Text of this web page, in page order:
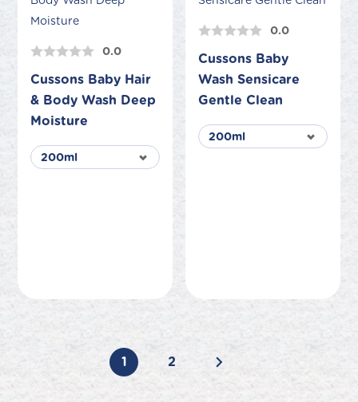
0.0
Cussons Baby Hair
& Body Wash Deep
Moisture
0.0
Cussons Baby
Wash Sensicare
Gentle Clean
1 2